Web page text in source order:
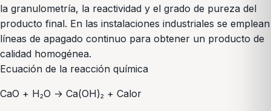
la granulometría, la reactividad y el grado de pureza del
producto final. En las instalaciones industriales se emplean
líneas de apagado continuo para obtener un producto de
calidad homogénea.
Ecuación de la reacción química
CaO + H₂O → Ca(OH)₂ + Calor